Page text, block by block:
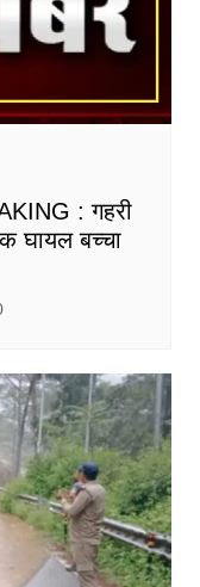
: गहरी
घायल बच्चा